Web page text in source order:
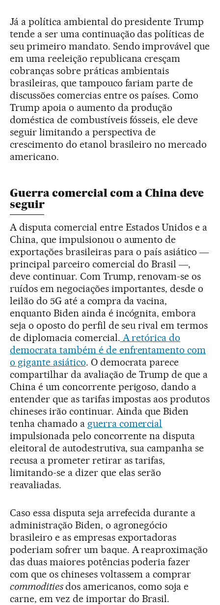
Já a política ambiental do presidente Trump
tende a ser uma continuação das políticas de
seu primeiro mandato. Sendo improvável que
em uma reeleição republicana cresçam
cobranças sobre práticas ambientais
brasileiras, que tampouco fariam parte de
discussões comercias entre os países. Como
Trump apoia o aumento da produção
doméstica de combustíveis fósseis, ele deve
seguir limitando a perspectiva de
crescimento do etanol brasileiro no mercado
americano.
Guerra comercial com a China deve
seguir
A disputa comercial entre Estados Unidos e a
China, que impulsionou o aumento de
exportações brasileiras para o país asiático ―
principal parceiro comercial do Brasil ―,
deve continuar. Com Trump, renovam-se os
ruídos em negociações importantes, desde o
leilão do 5G até a compra da vacina,
enquanto Biden ainda é incógnita, embora
seja o oposto do perfil de seu rival em termos
de diplomacia comercial. A retórica do
democrata também é de enfrentamento com
o gigante asiático. O democrata parece
compartilhar da avaliação de Trump de que a
China é um concorrente perigoso, dando a
entender que as tarifas impostas aos produtos
chineses irão continuar. Ainda que Biden
tenha chamado a guerra comercial
impulsionada pelo concorrente na disputa
eleitoral de autodestrutiva, sua campanha se
recusa a prometer retirar as tarifas,
limitando-se a dizer que elas serão
reavaliadas.
Caso essa disputa seja arrefecida durante a
administração Biden, o agronegócio
brasileiro e as empresas exportadoras
poderiam sofrer um baque. A reaproximação
das duas maiores potências poderia fazer
com que os chineses voltassem a comprar
commoditiesdos americanos, como soja e
carne, em vez de importar do Brasil.